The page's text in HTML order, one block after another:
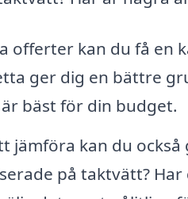
offerter kan du få en
ger dig en bättre
bäst för din budget.
jämföra kan du också
på taktvätt? Har